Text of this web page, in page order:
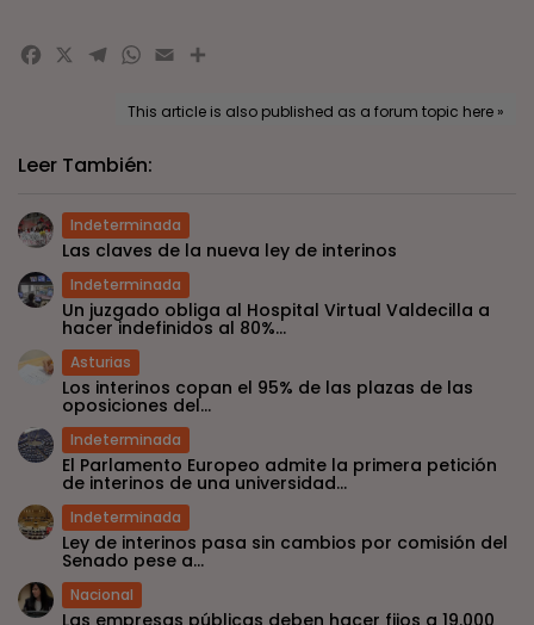
Facebook
X Telegram
WhatsApp
EmailCompartir
This article is also published as a forum topic here »
Leer También:
Indeterminada
Las claves de la nueva ley de interinos
Indeterminada
Un juzgado obliga al Hospital Virtual Valdecilla a
hacer indefinidos al 80%...
Asturias
Los interinos copan el 95% de las plazas de las
oposiciones del...
Indeterminada
El Parlamento Europeo admite la primera petición
de interinos de una universidad...
Indeterminada
Ley de interinos pasa sin cambios por comisión del
Senado pese a...
Nacional
Las empresas públicas deben hacer fijos a 19.000